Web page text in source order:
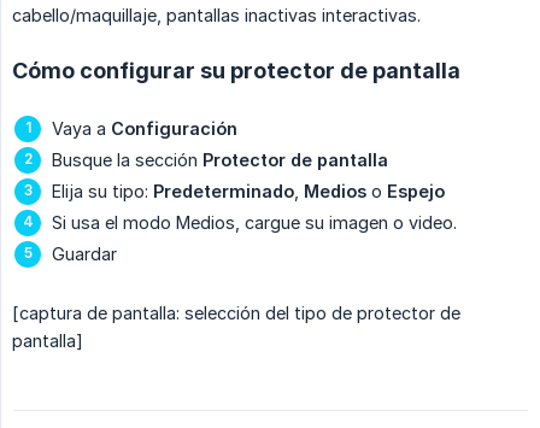
cabello/maquillaje, pantallas inactivas interactivas.
Cómo configurar su protector de pantalla
Vaya a Configuración
Busque la sección Protector de pantalla
Elija su tipo: Predeterminado Medios o Espejo
Si usa el modo Medios, cargue su imagen o video.
Guardar
[captura de pantalla: selección del tipo de protector de
pantalla]